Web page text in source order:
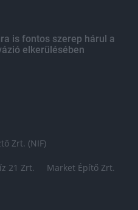
is fontos szerep hárul a
elkerülésében
Zrt. (NIF)
21 Zrt. Market Építő Zrt.